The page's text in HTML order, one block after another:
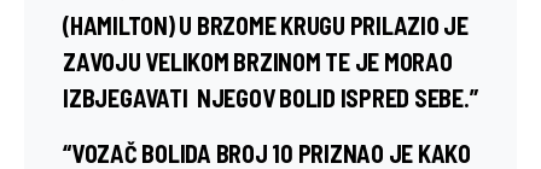
(HAMILTON) U BRZOME KRUGU PRILAZIO JE
ZAVOJU VELIKOM BRZINOM TE JE MORAO
IZBJEGAVATI NJEGOV BOLID ISPRED SEBE.”
“VOZAČ BOLIDA BROJ 10 PRIZNAO JE KAKO